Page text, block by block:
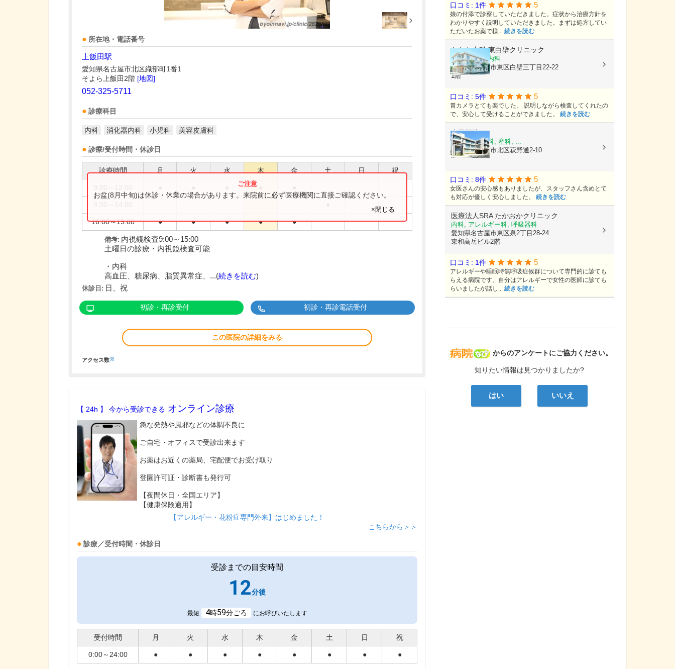
所在地・電話番号
上飯田駅
愛知県名古屋市北区織部町1番1
そよら上飯田2階 [地図]
052-325-5711
診療科目
内科 消化器内科 小児科 美容皮膚科
診療/受付時間・休診日
診療時間 月 火 水 木 金 土 日 祝
16:00～19:00 ● ● ● ● ●
お盆(8月中旬)は休診・休業の場合があります。来院前に必ず医療機関に直接ご確認ください。
×閉じる
備考: 内視鏡検査9:00～15:00
土曜日の診療・内視鏡検査可能
・内科
高血圧、糖尿病、脂質異常症、...(続きを読む)
休診日: 日、祝
初診・再診受付 初診・再診電話受付
この医院の詳細をみる
アクセス数※
【 24h 】 今から受診できる オンライン診療
急な発熱や風邪などの体調不良に
ご自宅・オフィスで受診出来ます
お薬はお近くの薬局、宅配便でお受け取り
登園許可証・診断書も発行可
【夜間休日・全国エリア】
【健康保険適用】
【アレルギー・花粉症専門外来】はじめました！
こちらから＞＞
診療／受付時間・休診日
受診までの目安時間
12分後
最短 4時59分ごろ にお呼びいたします
受付時間 月 火 水 木 金 土 日 祝
0:00～24:00 ● ● ● ● ● ● ● ●
病院なび
からのアンケートにご協力ください。
知りたい情報は見つかりましたか?
はい いいえ
口コミ: 1件 5
娘の付添で診察していただきました。症状から治療方針を
わかりやすく説明していただきました。まずは処方してい
ただいたお薬で様... 続きを読む
おなか内科 東白壁クリニック
内科, 消化器内科
愛知県名古屋市東区白壁三丁目22-22
1階
口コミ: 5件 5
胃カメラとても楽でした。 説明しながら検査してくれたの
で、安心して受けることができました。 続きを読む
山田医院
内科, 漢方内科, 産科, ...
愛知県名古屋市北区萩野通2-10
口コミ: 8件 5
女医さんの安心感もありましたが、スタッフさん含めとて
も対応が優しく安心しました。 続きを読む
医療法人SRAたかおかクリニック
内科, アレルギー科, 呼吸器科
愛知県名古屋市東区泉2丁目28-24
東和高岳ビル2階
口コミ: 1件 5
アレルギーや睡眠時無呼吸症候群について専門的に診ても
らえる病院です。自分はアレルギーで女性の医師に診ても
らいましたが話し... 続きを読む